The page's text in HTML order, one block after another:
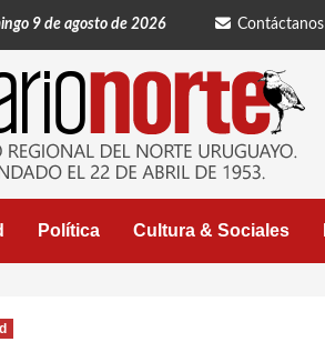
9 de agosto de 2026 Contáctanos
Política Cultura & Sociales